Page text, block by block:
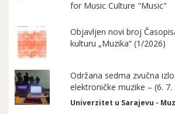
for Music Culture "Music"
Objavljen novi broj
kulturu „Muzika“ (1/2026)
Održana sedma zvučna
elektroničke muzike – (6. 7.
Univerzitet u Sarajevu -